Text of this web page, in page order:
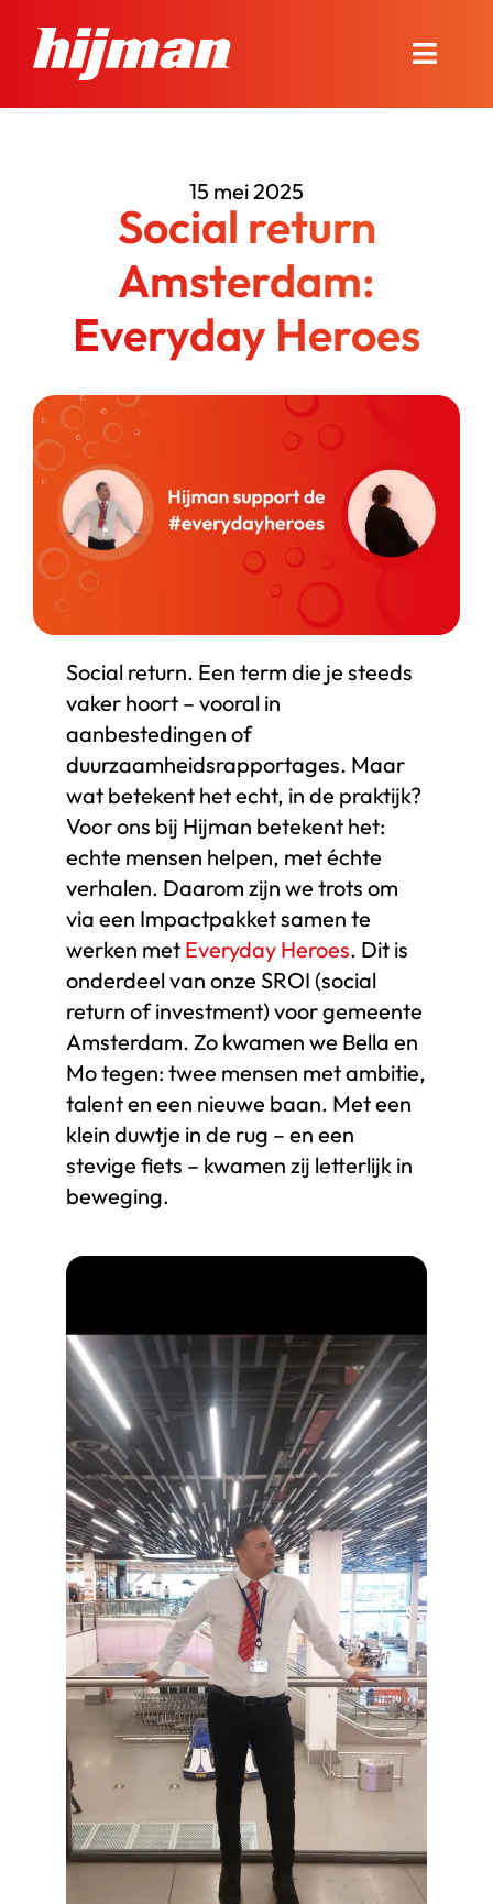
naar
inhoud
Toggle
Onze diensten
Onze winkel
Start chat
Webshop
15 mei 2025
Social return
Amsterdam:
Everyday Heroes
Social return. Een term die je steeds
vaker hoort – vooral in
aanbestedingen of
duurzaamheidsrapportages. Maar
wat betekent het echt, in de praktijk?
Voor ons bij Hijman betekent het:
echte mensen helpen, met échte
verhalen. Daarom zijn we trots om
via een Impactpakket samen te
werken met Everyday Heroes. Dit is
onderdeel van onze SROI (social
return of investment) voor gemeente
Amsterdam. Zo kwamen we Bella en
Mo tegen: twee mensen met ambitie,
talent en een nieuwe baan. Met een
klein duwtje in de rug – en een
stevige fiets – kwamen zij letterlijk in
beweging.